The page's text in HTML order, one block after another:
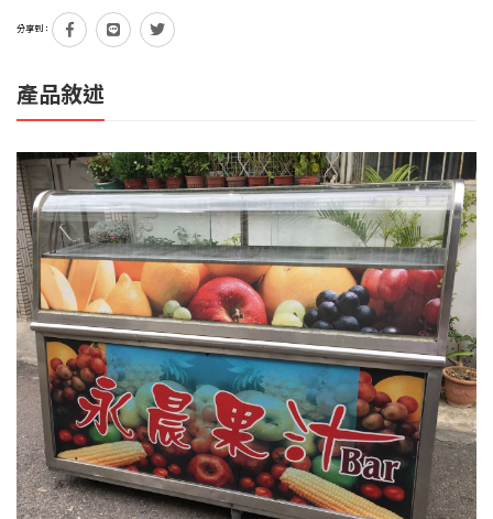
分享到：
產品敘述